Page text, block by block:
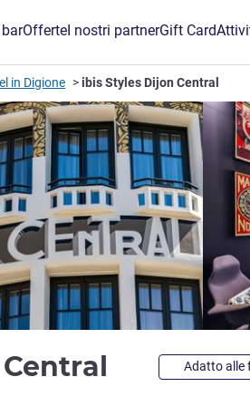
OfferteI nostri partnerGift Card
in Digione ibis Styles Dijon Central
3 stelleAdatto alle